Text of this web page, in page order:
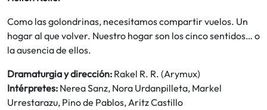
Como las golondrinas, necesitamos compartir vuelos. Un
hogar al que volver. Nuestro hogar son los cinco sentidos… o
la ausencia de ellos.
Dramaturgia y dirección: Rakel R. R. (Arymux)
Intérpretes: Nerea Sanz, Nora Urdanpilleta, Markel
Urrestarazu, Pino de Pablos, Aritz Castillo